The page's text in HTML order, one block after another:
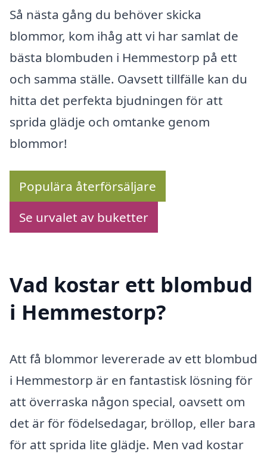
Så nästa gång du behöver skicka
blommor, kom ihåg att vi har samlat de
bästa blombuden i Hemmestorp på ett
och samma ställe. Oavsett tillfälle kan du
hitta det perfekta bjudningen för att
sprida glädje och omtanke genom
blommor!
Populära återförsäljare
Se urvalet av buketter
Vad kostar ett blombud
i Hemmestorp?
Att få blommor levererade av ett blombud
i Hemmestorp är en fantastisk lösning för
att överraska någon special, oavsett om
det är för födelsedagar, bröllop, eller bara
för att sprida lite glädje. Men vad kostar